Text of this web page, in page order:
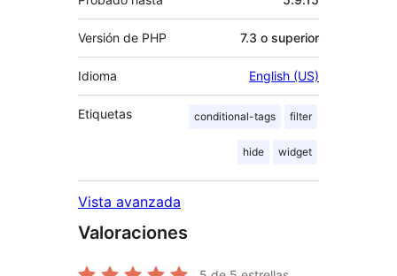
Versión de PHP 7.3 o superior
Idioma English (US)
Etiquetas conditional-tags filter
hide widget
Vista avanzada
Valoraciones